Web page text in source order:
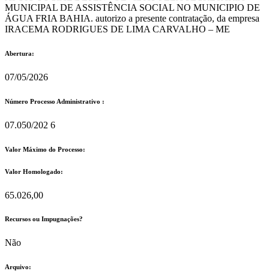
MUNICIPAL DE ASSISTÊNCIA SOCIAL NO MUNICIPIO DE
ÁGUA FRIA BAHIA. autorizo a presente contratação, da empresa
IRACEMA RODRIGUES DE LIMA CARVALHO – ME
Abertura:
07/05/2026
Número Processo Administrativo :
07.050/202 6
Valor Máximo do Processo: ​
Valor Homologado: ​
65.026,00
Recursos ou Impugnações? ​
Não
Arquivo: